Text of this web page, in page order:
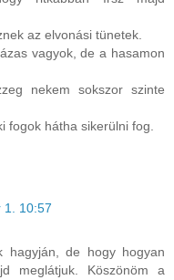
az elvonási tünetek.
vagyok, de a hasamon
nekem sokszor szinte
fogok hátha sikerülni fog.
1. 10:57
hagyján, de hogy hogyan
meglátjuk. Köszönöm a